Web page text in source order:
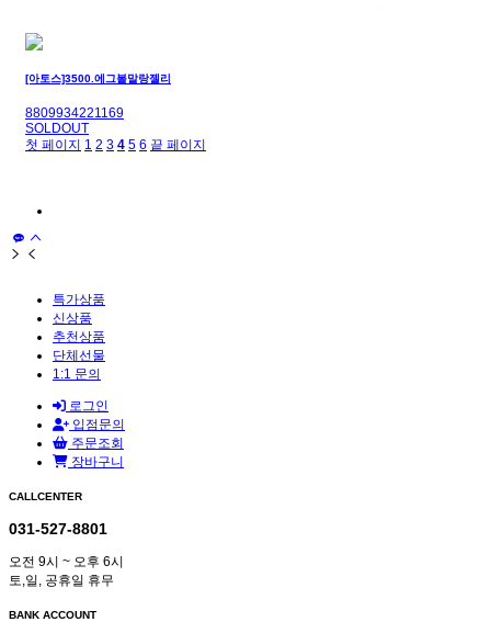
[아토스]3500.에그볼말랑젤리
8809934221169
SOLDOUT
첫 페이지 1 2 3 4 5 6 끝 페이지
특가상품
신상품
추천상품
단체선물
1:1 문의
로그인
입점문의
주문조회
장바구니
CALLCENTER
031-527-8801
오전 9시 ~ 오후 6시
토,일, 공휴일 휴무
BANK ACCOUNT